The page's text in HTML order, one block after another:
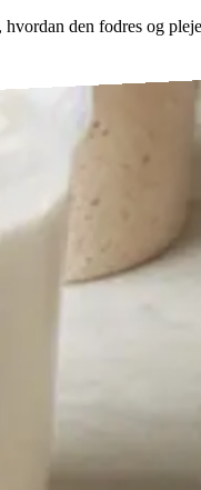
den fodres og